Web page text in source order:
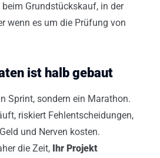
beim Grundstückskauf, in der
wenn es um die Prüfung von
ist halb gebaut
Sprint, sondern ein Marathon.
riskiert Fehlentscheidungen,
und Nerven kosten.
die Zeit, Ihr Projekt